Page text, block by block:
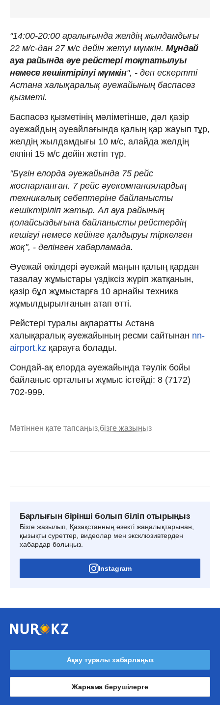
"14:00-20:00 аралығында желдің жылдамдығы
22 м/с-дан 27 м/с дейін жетуі мүмкін. Мұндай
ауа райында әуе рейстері тоқтатылуы
немесе кешіктірілуі мүмкін", - деп ескертті
Астана халықаралық әуежайының баспасөз
қызметі.
Баспасөз қызметінің мәліметінше, дәл қазір
әуежайдың әуеайлағында қалың қар жауып тұр,
желдің жылдамдығы 10 м/с, алайда желдің
екпіні 15 м/с дейін жетіп тұр.
"Бүгін елорда әуежайында 75 рейс
жоспарланған. 7 рейс әуекомпаниялардың
техникалық себептеріне байланысты
кешіктіріліп жатыр. Ал ауа райының
қолайсыздығына байланысты рейстердің
кешігуі немесе кейінге қалдыруы тіркелген
жоқ", - делінген хабарламада.
Әуежай өкілдері әуежай маңын қалың қардан
тазалау жұмыстары үздіксіз жүріп жатқанын,
қазір бұл жұмыстарға 10 арнайы техника
жұмылдырылғанын атап өтті.
Рейстері туралы ақпаратты Астана
халықаралық әуежайының ресми сайтынан nn-
airport.kz қарауға болады.
Сондай-ақ елорда әуежайында тәулік бойы
байланыс орталығы жұмыс істейді: 8 (7172)
702-999.
Мәтіннен қате тапсаңыз,бізге жазыңыз
Барлығын бірінші болып біліп отырыңыз
Бізге жазылып, Қазақстанның өзекті жаңалықтарынан,
қызықты суреттер, видеолар мен эксклюзивтерден
хабардар болыңыз.
Instagram
Ақау туралы хабарлаңыз
Жарнама берушілерге